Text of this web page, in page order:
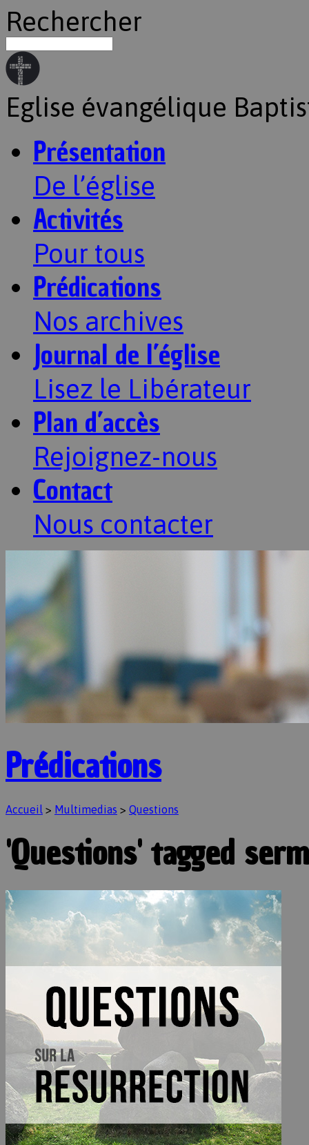
Rechercher
Eglise évangélique
Présentation
De l’église
Activités
Pour tous
Prédications
Nos archives
Journal de l’église
Lisez le Libérateur
Plan d’accès
Rejoignez-nous
Contact
Nous contacter
Prédications
Accueil > Multimedias > Questions
'Questions' tagged